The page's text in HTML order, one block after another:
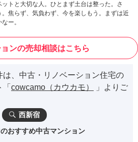
トと大切な人。ひとまず土台は整った。さ
焦らず、気負わず、今を楽しもう。まずは近
ー。
ンの売却相談はこちら
、中古・リノベーション住宅の
cowcamo（カウカモ）
」よりご
西新宿
おすすめ中古マンション